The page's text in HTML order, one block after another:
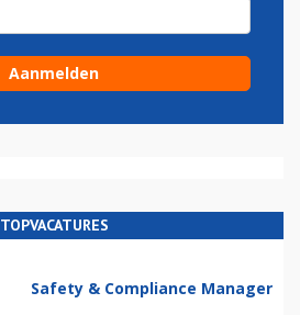
TOPVACATURES
Safety & Compliance Manager